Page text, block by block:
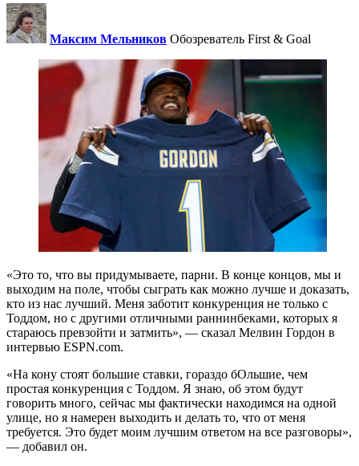
Максим Мельников Обозреватель First & Goal
«Это то, что вы придумываете, парни. В конце концов, мы и
выходим на поле, чтобы сыграть как можно лучше и доказать,
кто из нас лучший. Меня заботит конкуренция не только с
Тоддом, но с другими отличными раннинбеками, которых я
стараюсь превзойти и затмить», — сказал Мелвин Гордон в
интервью ESPN.com.
«На кону стоят большие ставки, гораздо бОльшие, чем
простая конкуренция с Тоддом. Я знаю, об этом будут
говорить много, сейчас мы фактически находимся на одной
улице, но я намерен выходить и делать то, что от меня
требуется. Это будет моим лучшим ответом на все разговоры»,
— добавил он.